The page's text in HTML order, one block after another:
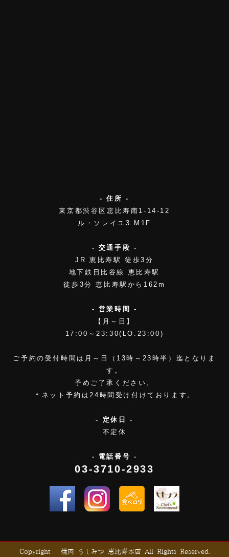
- 住所 -
東京都渋谷区恵比寿南1-14-12
ル・ソレイユ3 M1F
- 交通手段 -
JR 恵比寿駅 徒歩3分
地下鉄日比谷線 恵比寿駅
徒歩3分 恵比寿駅から162m
- 営業時間 -
【月～日】
17:00～23:30(LO.23:00)
ご予約の受付時間は月～日（13時～23時半）迄となりま
す。
予めご了承ください。
＊ネット予約は24時間受け付けております。
- 定休日 -
不定休
- 電話番号 -
03-3710-2933
Copyright © 焼肉 うしみつ 恵比寿本店 All Rights Reserved.